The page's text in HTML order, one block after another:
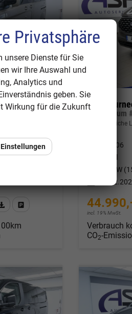
6-Gang
Silber
km
Sie an
Fahrzeugexposé (PDF)
Fahrzeug parken
Ford
unverbindliche
307306
110 kW
incl. 19% MwSt.
Verbrauch
CO2-
Privatsphäre
unsere Dienste für Sie
wir Ihre Auswahl und
Analytics und
geben. Sie
Wirkung für die Zukunft
Einstellungen